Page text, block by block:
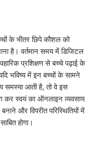
के भीतर छिपे कौशल को
है। वर्तमान समय में डिजिटल
प्रशिक्षण से बच्चे पढ़ाई के
भविष्य में इन बच्चों के सामने
समस्या आती है, तो वे इस
कर स्वयं का ऑनलाइन व्यवसाय
और विपरीत परिस्थितियों में
होगा।